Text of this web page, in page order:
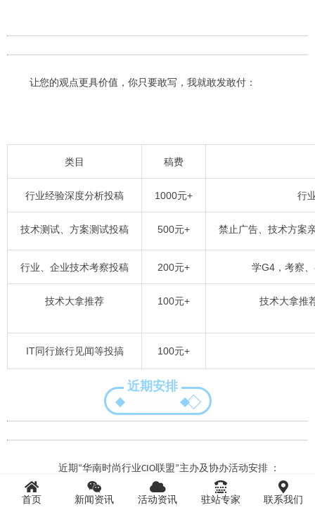
让您的观点更具价值，你只要敢写，我就敢发敢付 ：
类目 稿费
行业经验深度分析投稿 1000元+ 行
技术测试、方案测试投稿 500元+ 禁止广告、技术方案
行业、企业技术考察投稿 200元+ 学G4，考察
技术大拿推荐 100元+ 技术大拿推
IT同行旅行见闻等投搞 100元+
近期安排
近期 “华南时尚行业CIO联盟”主办及协办活动安排 ：
首页 新闻资讯 活动资讯 驻站专家 联系我们